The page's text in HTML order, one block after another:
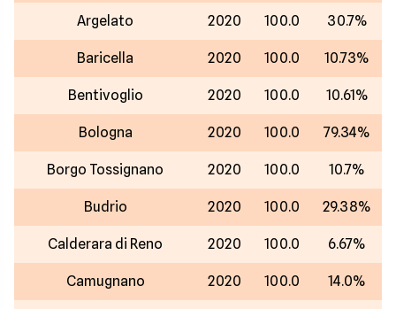
Argelato 2020 100.0 30.7%
Baricella 2020 100.0 10.73%
Bentivoglio 2020 100.0 10.61%
Bologna 2020 100.0 79.34%
Borgo Tossignano 2020 100.0 10.7%
Budrio 2020 100.0 29.38%
Calderara di Reno 2020 100.0 6.67%
Camugnano 2020 100.0 14.0%